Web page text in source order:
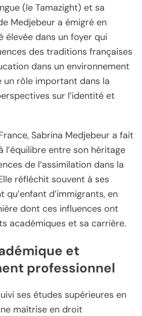
(le Tamazight) et sa
Medjebeur a émigré en
élevée dans un foyer qui
des traditions françaises
dans un environnement
un rôle important dans la
sur l’identité et
Sabrina Medjebeur a fait
l’équilibre entre son héritage
de l’assimilation dans la
réfléchit souvent à ses
qu’enfant d’immigrants, en
dont ces influences ont
académiques et sa carrière.
et
professionnel
ses études supérieures en
maîtrise en droit